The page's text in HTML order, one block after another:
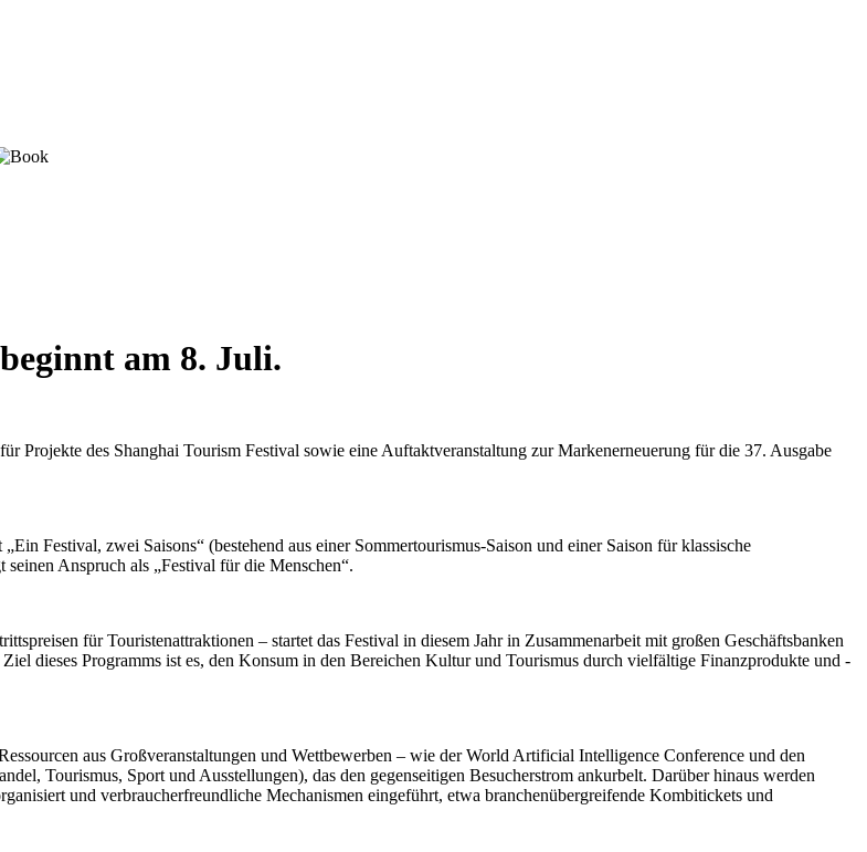
am 8. Juli.
Projekte des Shanghai Tourism Festival sowie eine Auftaktveranstaltung zur Markenerneuerung für die 37. Ausgabe
Festival, zwei Saisons“ (bestehend aus einer Sommertourismus-Saison und einer Saison für klassische
Anspruch als „Festival für die Menschen“.
für Touristenattraktionen – startet das Festival in diesem Jahr in Zusammenarbeit mit großen Geschäftsbanken
dieses Programms ist es, den Konsum in den Bereichen Kultur und Tourismus durch vielfältige Finanzprodukte und -
aus Großveranstaltungen und Wettbewerben – wie der World Artificial Intelligence Conference und den
Tourismus, Sport und Ausstellungen), das den gegenseitigen Besucherstrom ankurbelt. Darüber hinaus werden
und verbraucherfreundliche Mechanismen eingeführt, etwa branchenübergreifende Kombitickets und